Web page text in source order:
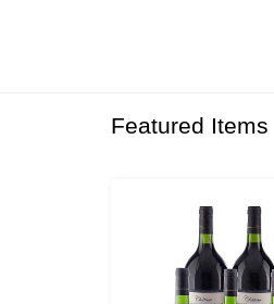
Featured Items